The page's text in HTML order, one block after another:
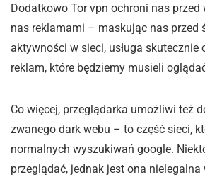
Dodatkowo Tor vpn ochroni nas
nas reklamami – maskując nas przed
aktywności w sieci, usługa skutecznie
reklam, które będziemy musieli
Co więcej, przeglądarka umożliwi też
zwanego dark webu – to część sieci,
normalnych wyszukiwań google.
przeglądać, jednak jest ona nielegalna